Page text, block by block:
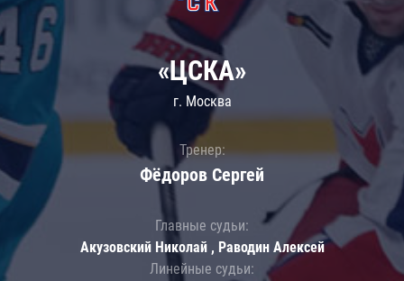
«ЦСКА»
г. Москва
Тренер:
Фёдоров Сергей
Главные судьи:
Акузовский Николай , Раводин Алексей
Линейные судьи: